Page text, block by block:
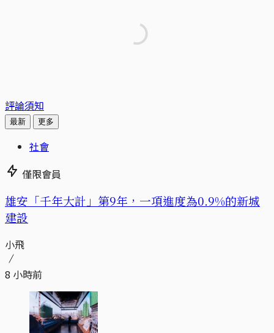
評論須知
最新 更多
社會
僅限會員
​​雄安「千年大計」第9年，一項進度為0.9%的新城
建設
小飛
8 小時前